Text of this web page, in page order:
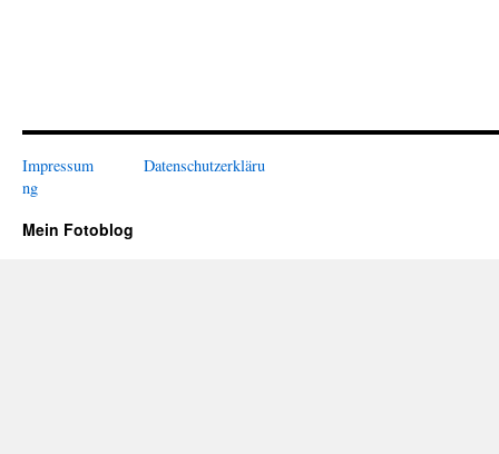
Impressum
Datenschutzerkläru
ng
Mein Fotoblog